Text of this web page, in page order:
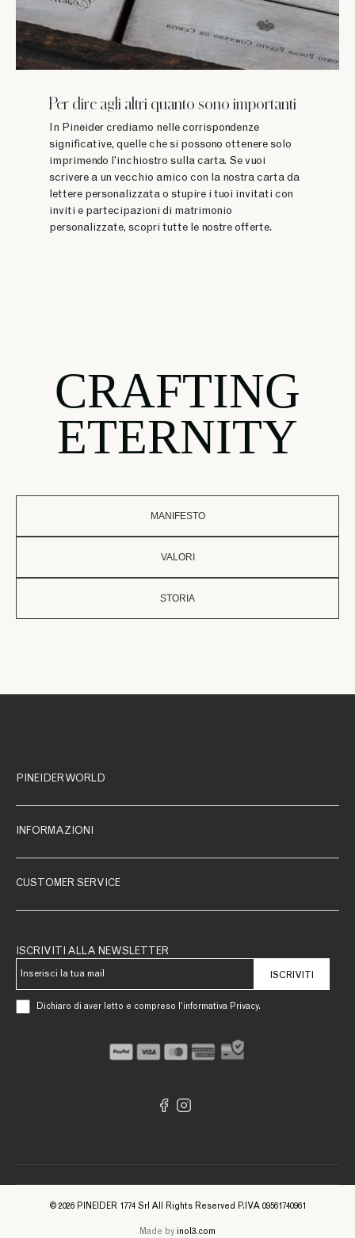
Per dire agli altri quanto sono importanti
In Pineider crediamo nelle corrispondenze
significative, quelle che si possono ottenere solo
imprimendo l’inchiostro sulla carta. Se vuoi
scrivere a un vecchio amico con la nostra carta da
lettere personalizzata o stupire i tuoi invitati con
inviti e partecipazioni di matrimonio
personalizzate, scopri tutte le nostre offerte.
CRAFTING
ETERNITY
MANIFESTO
VALORI
STORIA
PINEIDER WORLD
INFORMAZIONI
CUSTOMER SERVICE
ISCRIVITI ALLA NEWSLETTER
ISCRIVITI
Dichiaro di aver letto e compreso l’informativa Privacy.
© 2026 PINEIDER 1774 Srl All Rights Reserved P.IVA 09561740961
Made by inol3.com